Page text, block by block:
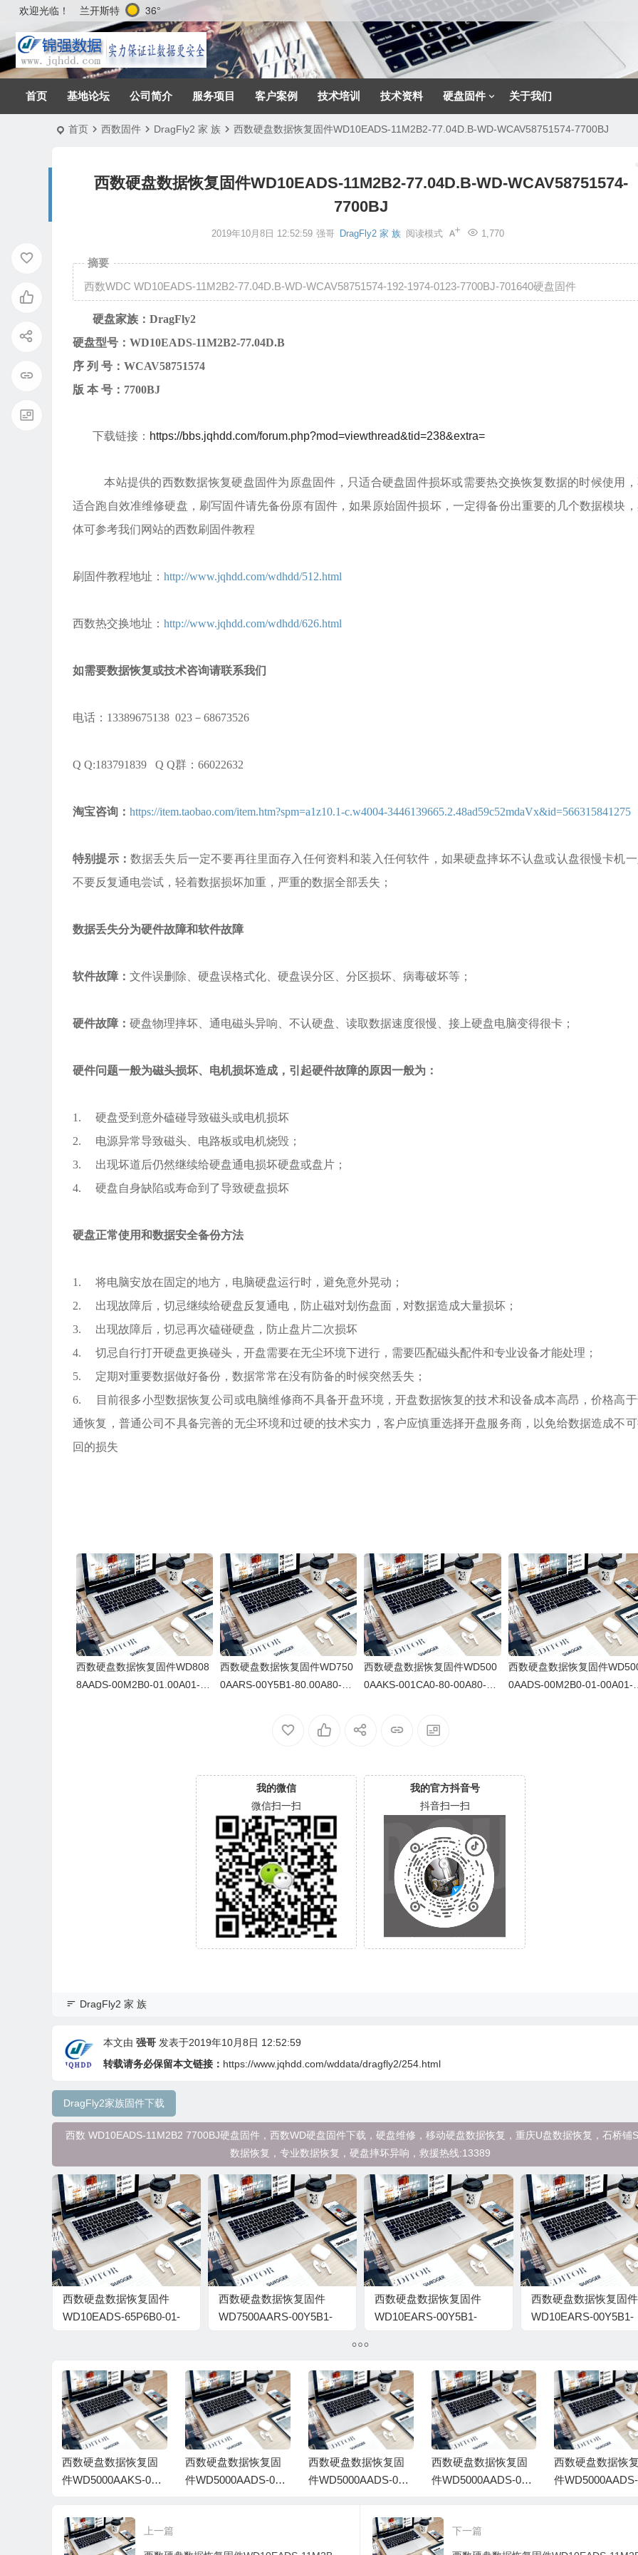
欢迎光临！ 兰开斯特 36°
首页 基地论坛 公司简介 服务项目 客户案例 技术培训 技术资料 硬盘固件 关于我们
首页 西数固件 DragFly2 家 族 西数硬盘数据恢复固件WD10EADS-11M2B2-77.04D.B-WD-WCAV58751574-7700BJ
西数硬盘数据恢复固件WD10EADS-11M2B2-77.04D.B-WD-WCAV58751574-
7700BJ
2019年10月8日 12:52:59 强哥 DragFly2 家 族 1,770
阅读模式
摘要
西数WDC WD10EADS-11M2B2-77.04D.B-WD-WCAV58751574-192-1974-0123-7700BJ-701640硬盘固件
硬盘家族： DragFly2
硬盘型号： WD10EADS-11M2B2-77.04D.B
序 列 号： WCAV58751574
版 本 号： 7700BJ
下载链接： https://bbs.jqhdd.com/forum.php?mod=viewthread&tid=238&extra=
本站提供的西数数据恢复硬盘固件为原盘固件，只适合硬盘固件损坏或需要热交换恢复数据的时候使用
适合跑自效准维修硬盘，刷写固件请先备份原有固件，如果原始固件损坏，一定得备份出重要的几个数据模块
体可参考我们网站的西数刷固件教程
刷固件教程地址： http://www.jqhdd.com/wdhdd/512.html
西数热交换地址： http://www.jqhdd.com/wdhdd/626.html
如需要数据恢复或技术咨询请联系我们
电话：13389675138 023－68673526
Q Q:183791839 Q Q群：66022632
淘宝咨询： https://item.taobao.com/item.htm?spm=a1z10.1-c.w4004-3446139665.2.48ad59c52mdaVx&id=566315841275
特别提示： 数据丢失后一定不要再往里面存入任何资料和装入任何软件，如果硬盘摔坏不认盘或认盘很慢卡机
不要反复通电尝试，轻着数据损坏加重，严重的数据全部丢失；
数据丢失分为硬件故障和软件故障
软件故障： 文件误删除、硬盘误格式化、硬盘误分区、分区损坏、病毒破坏等；
硬件故障： 硬盘物理摔坏、通电磁头异响、不认硬盘、读取数据速度很慢、接上硬盘电脑变得很卡；
硬件问题一般为磁头损坏、电机损坏造成，引起硬件故障的原因一般为：
1. 硬盘受到意外磕碰导致磁头或电机损坏
2. 电源异常导致磁头、电路板或电机烧毁；
3. 出现坏道后仍然继续给硬盘通电损坏硬盘或盘片；
4. 硬盘自身缺陷或寿命到了导致硬盘损坏
硬盘正常使用和数据安全备份方法
1. 将电脑安放在固定的地方，电脑硬盘运行时，避免意外晃动；
2. 出现故障后，切忌继续给硬盘反复通电，防止磁对划伤盘面，对数据造成大量损坏；
3. 出现故障后，切忌再次磕碰硬盘，防止盘片二次损坏
4. 切忌自行打开硬盘更换碰头，开盘需要在无尘环境下进行，需要匹配磁头配件和专业设备才能处理；
5. 定期对重要数据做好备份，数据常常在没有防备的时候突然丢失；
6. 目前很多小型数据恢复公司或电脑维修商不具备开盘环境，开盘数据恢复的技术和设备成本高昂，价格高
通恢复，普通公司不具备完善的无尘环境和过硬的技术实力，客户应慎重选择开盘服务商，以免给数据造成不
回的损失
西数硬盘数据恢复固件WD808
8AADS-00M2B0-01.00A01-W
西数硬盘数据恢复固件WD750
0AARS-00Y5B1-80.00A80-W
西数硬盘数据恢复固件WD500
0AAKS-001CA0-80-00A80-FC
西数硬盘数据恢复固件
0AADS-00M2B0-01-00A01-
我的微信
微信扫一扫
我的官方抖音号
抖音扫一扫
DragFly2 家 族
本文由 强哥 发表于2019年10月8日 12:52:59
转载请务必保留本文链接： https://www.jqhdd.com/wddata/dragfly2/254.html
DragFly2家族固件下载
西数 WD10EADS-11M2B2 7700BJ硬盘固件，西数WD硬盘固件下载，硬盘维修，移动硬盘数据恢复，重庆U盘数据恢复，石桥铺
数据恢复，专业数据恢复，硬盘摔坏异响，救援热线:13389
西数硬盘数据恢复固件
WD10EADS-65P6B0-01-
西数硬盘数据恢复固件
WD7500AARS-00Y5B1-
0015003Q
西数硬盘数据恢复固件
WD10EARS-00Y5B1-
西数硬盘数据恢复固件
WD10EARS-00Y5B1-
008000CM
西数硬盘数据恢复固
件WD5000AAKS-001
5089AV5-150031
西数硬盘数据恢复固
件WD5000AADS-00M
西数硬盘数据恢复固
件WD5000AADS-00M
CAV53453884-1002J
西数硬盘数据恢复固
件WD5000AADS-00M
MAV50365408-00720
03Q
西数硬盘数据恢
件
上一篇 下一篇